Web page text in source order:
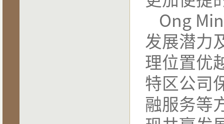
Ong
发展潜力
理位置优
特区公司
融服务等